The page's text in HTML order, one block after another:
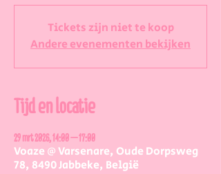
Tickets zijn niet te koop
Andere evenementen bekijken
Tijd en locatie
29 mrt 2026, 14:00 – 17:00
Voaze @ Varsenare, Oude Dorpsweg
78, 8490 Jabbeke, België